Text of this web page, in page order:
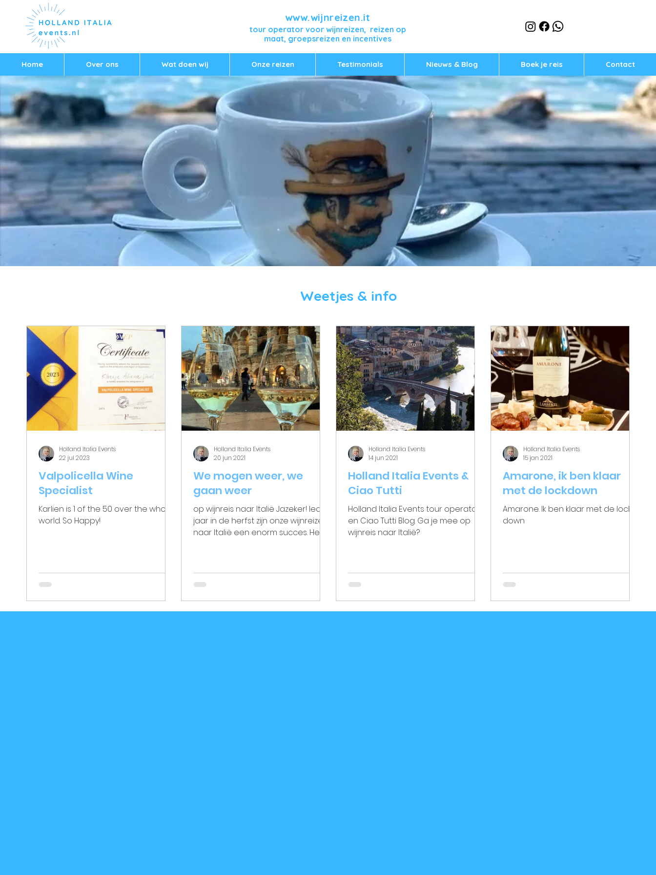
www.wijnreizen.it
tour operator voor wijnreizen, reizen op
maat, groepsreizen en incentives
Home Over ons Wat doen wij Onze reizen Testimonials Nieuws & Blog Boek je reis Contact
Weetjes & info
Valpolicella Wine
Specialist
Karlien is 1 of the 50 over the whole
world. So Happy!
Holland Italia Events
22 jul 2023
We mogen weer, we
gaan weer
op wijnreis naar Italië Jazeker! Ieder
jaar in de herfst zijn onze wijnreizen
naar Italië een enorm succes. Het
Holland Italia Events
20 jun 2021
Holland Italia Events &
Ciao Tutti
Holland Italia Events tour operator
en Ciao Tutti Blog. Ga je mee op
wijnreis naar Italië?
Holland Italia Events
14 jun 2021
Amarone, ik ben klaar
met de lockdown
Amarone. Ik ben klaar met de lock
down
Holland Italia Events
15 jan 2021